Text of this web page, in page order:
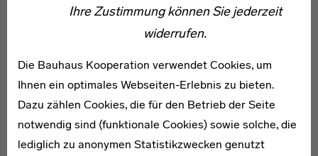
Ihre Zustimmung können Sie jederzeit
widerrufen.
Die Bauhaus Kooperation verwendet Cookies, um
Ihnen ein optimales Webseiten-Erlebnis zu bieten.
Dazu zählen Cookies, die für den Betrieb der Seite
notwendig sind (funktionale Cookies) sowie solche, die
lediglich zu anonymen Statistikzwecken genutzt
Jesekiel Kirszenbaum